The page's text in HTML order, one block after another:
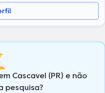
Cascavel (PR) e não
pesquisa?